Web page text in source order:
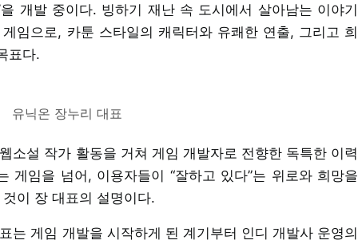
개발 중이다. 빙하기 재난 속 도시에서 살아남는 이야기
임으로, 카툰 스타일의 캐릭터와 유쾌한 연출, 그리고 희
표다.
유닉온 장누리 대표
소설 작가 활동을 거쳐 게임 개발자로 전향한 독특한 이력
게임을 넘어, 이용자들이 “잘하고 있다”는 위로와 희망을
이 장 대표의 설명이다.
는 게임 개발을 시작하게 된 계기부터 인디 개발사 운영의